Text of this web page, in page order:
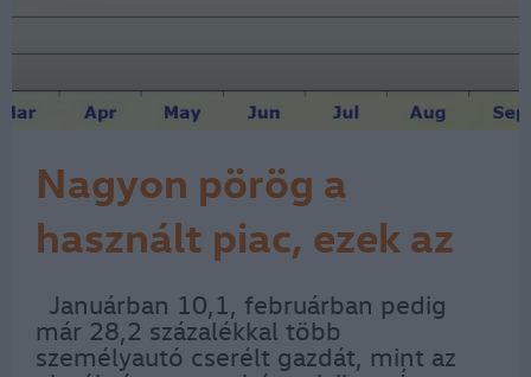
Nagyon pörög a
használt piac, ezek az
autósok kedvencei
Januárban 10,1, februárban pedig
már 28,2 százalékkal több
személyautó cserélt gazdát, mint az